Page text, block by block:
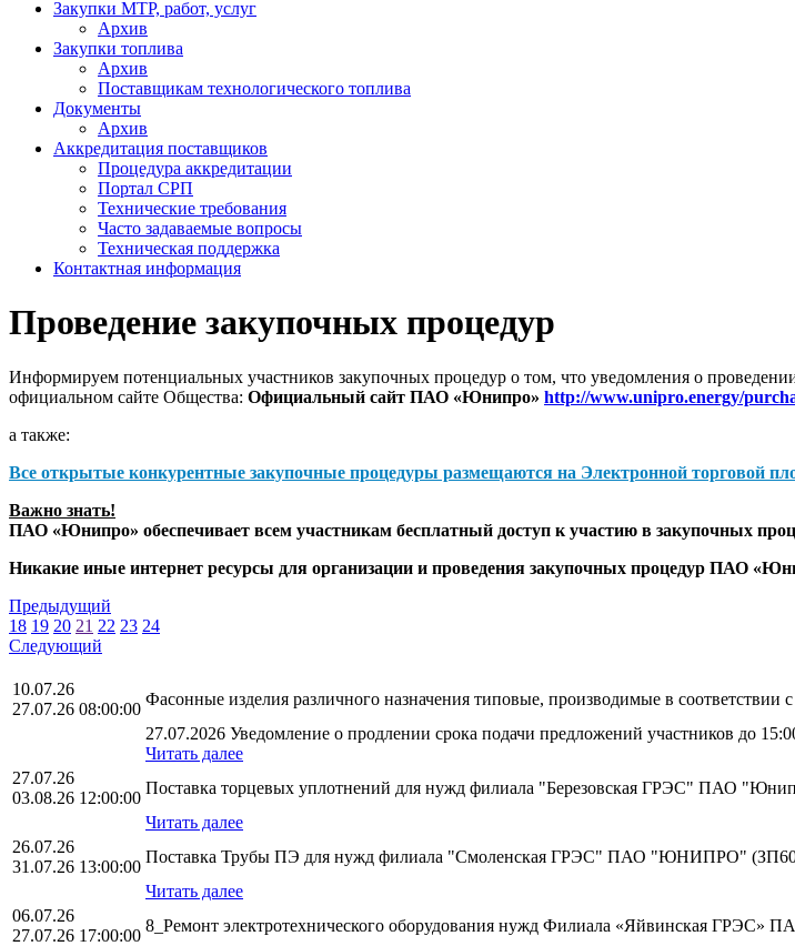
Закупки МТР, работ, услуг
Архив
Закупки топлива
Архив
Поставщикам технологического топлива
Документы
Архив
Аккредитация поставщиков
Процедура аккредитации
Портал СРП
Технические требования
Часто задаваемые вопросы
Техническая поддержка
Контактная информация
Проведение закупочных процедур
Информируем потенциальных участников закупочных процедур о том, что уведомления о
официальном сайте Общества: Официальный сайт ПАО «Юнипро» http://www.unipro.energy/
а также:
Все открытые конкурентные закупочные процедуры размещаются на Электронной торговой
Важно знать!
ПАО «Юнипро» обеспечивает всем участникам бесплатный доступ к участию в закупочных
Никакие иные интернет ресурсы для организации и проведения закупочных процедур ПАО
Предыдущий
18 19 20 21 22 23 24
Следующий
10.07.26
27.07.26 08:00:00
Фасонные изделия различного назначения типовые, производимые в
27.07.2026 Уведомление о продлении срока подачи предложений участников до
Читать далее
27.07.26
03.08.26 12:00:00
Поставка торцевых уплотнений для нужд филиала "Березовская ГРЭС" ПАО
Читать далее
26.07.26
31.07.26 13:00:00
Поставка Трубы ПЭ для нужд филиала "Смоленская ГРЭС" ПАО "ЮНИПРО"
Читать далее
06.07.26
27.07.26 17:00:00
8_Ремонт электротехнического оборудования нужд Филиала «Яйвинская ГРЭС»